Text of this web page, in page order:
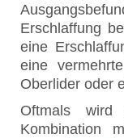
Erschlaffung
eine
eine
Oberlider oder
Oftmals wird
Kombination